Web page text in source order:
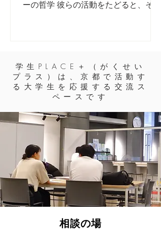
ーの哲学 彼らの活動をたどると、そこ
団体がある。 「KYOBI建築研究会」だ
。 だが、その急成長は偶然ではない。
代表・森田優佑さんが語ったのは、華
やかな成果の裏側にある、地道に積み
重ねてきた「組織の設計図」だった。
ー 団体プロフィール 団体名：
KYOBI建築研究会（京都美術工芸大
学） 設立： 2024年4月 メンバー数：
約120名（2026年現在） 構成： 建築
学部・芸術学部の学生が所属 活動場
所： 京都美術工芸大学、京都市内のリ
ノベーション拠点「今熊野ベース」、
ていても、人は来ない」―新入生の名
学生PLACE＋（がくせい
プラス）は、京都で活動す
る大学生を応援する交流ス
ペースです
相談の場